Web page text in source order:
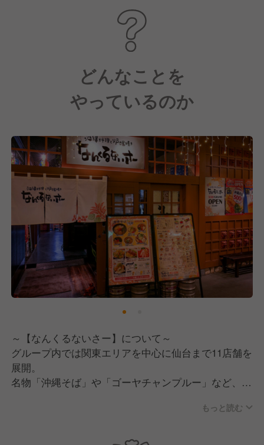
どんなことを
やっているのか
～【なんくるないさー】について～
グループ内では関東エリアを中心に仙台まで11店舗を
展開。
名物「沖縄そば」や「ゴーヤチャンプルー」など、多
こだわりの料理とアットホームな雰囲気の良い店内で
もっと読む